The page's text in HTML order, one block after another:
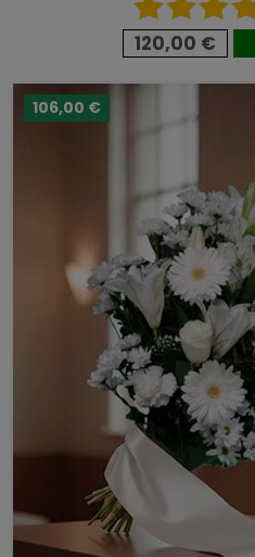
120,00 €
106,00 €